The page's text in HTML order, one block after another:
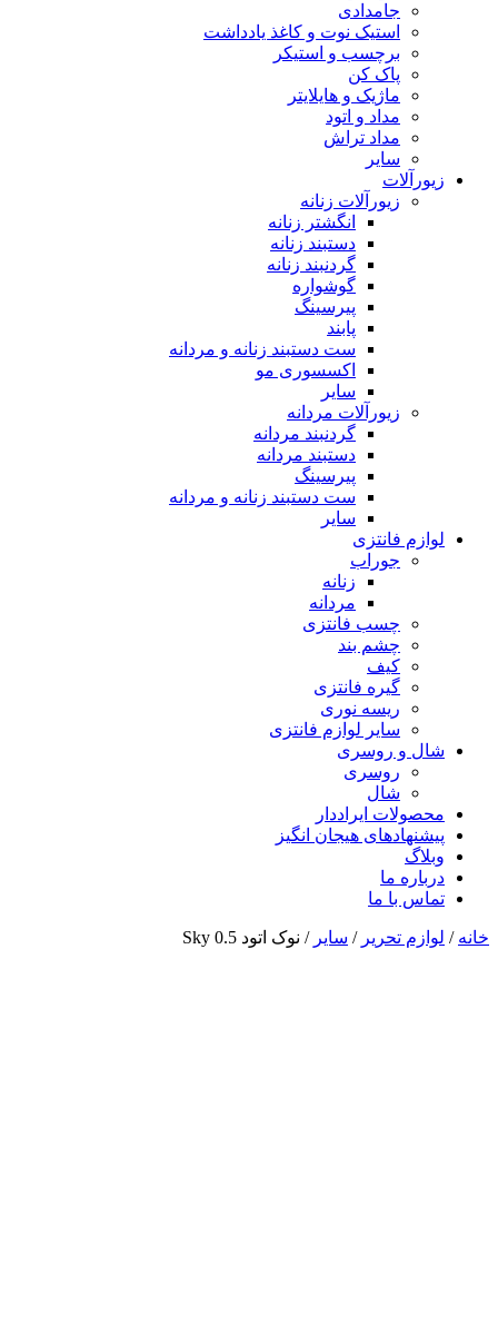
جامدادی
استیک نوت و کاغذ یادداشت
برچسب و استیکر
پاک کن
ماژیک و هایلایتر
مداد و اتود
مداد تراش
سایر
زیورآلات
زیورآلات زنانه
انگشتر زنانه
دستبند زنانه
گردنبند زنانه
گوشواره
پیرسینگ
پابند
ست دستبند زنانه و مردانه
اکسسوری مو
سایر
زیورآلات مردانه
گردنبند مردانه
دستبند مردانه
پیرسینگ
ست دستبند زنانه و مردانه
سایر
لوازم فانتزی
جوراب
زنانه
مردانه
چسب فانتزی
چشم بند
کیف
گیره فانتزی
ریسه نوری
سایر لوازم فانتزی
شال و روسری
روسری
شال
محصولات ایراددار
پیشنهادهای هیجان انگیز
وبلاگ
درباره ما
تماس با ما
خانه / لوازم تحریر / سایر / نوک اتود 0.5 Sky